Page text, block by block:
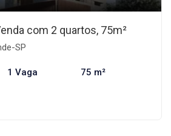
com 2 quartos, 75m²
SP
1 Vaga 75 m²